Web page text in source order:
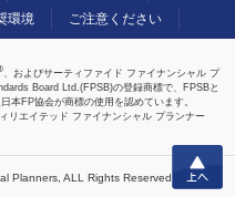
環境 ご注意ください
、およびサーティファイド ファイナンシャル プ
Board Ltd.(FPSB)の登録商標で、FPSBと
本FP協会が商標の使用を認めています。
エイテッド ファイナンシャル プランナー
Planners, ALL Rights Reserved.